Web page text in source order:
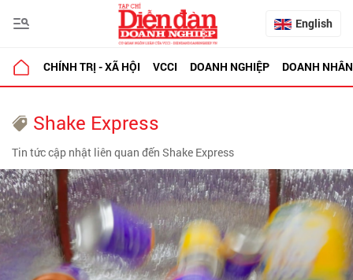
English
CHÍNH TRỊ - XÃ HỘI VCCI DOANH NGHIỆP DOANH NHÂN
Shake Express
Tin tức cập nhật liên quan đến Shake Express